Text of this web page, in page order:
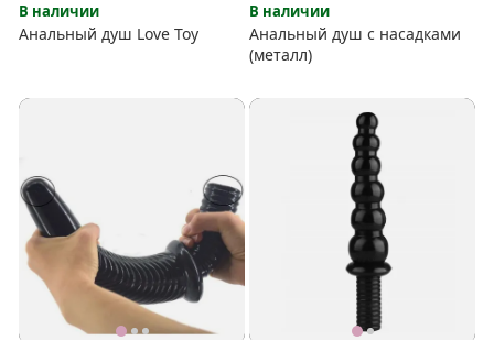
В наличии
Анальный душ Love Toy
В наличии
Анальный душ с насадками
(металл)